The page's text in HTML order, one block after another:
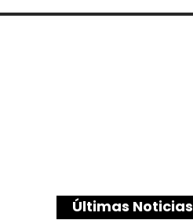
Últimas Noticias